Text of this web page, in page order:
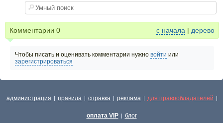
Комментарии 0 с начала | дерево
Чтобы писать и оценивать комментарии нужно войти или
зарегистрироваться
администрация | правила | справка | реклама | для правообладателей |
оплата VIP | блог